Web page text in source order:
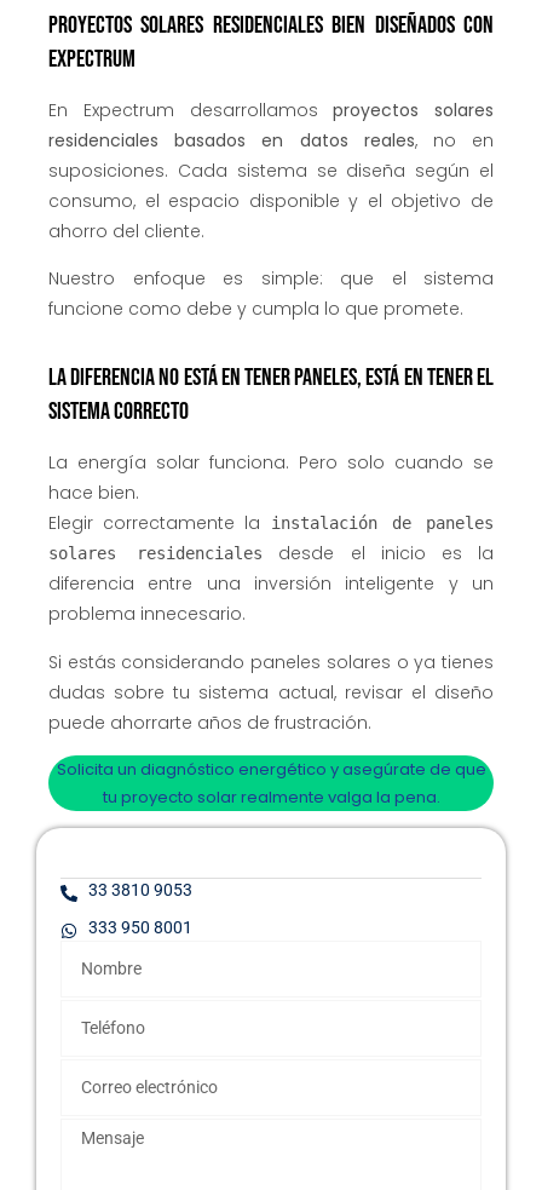
Proyectos solares residenciales bien diseñados con
Expectrum
En Expectrum desarrollamosproyectos solares
residenciales basados en datos reales, no en
suposiciones. Cada sistema se diseña según el
consumo, el espacio disponible y el objetivo de
ahorro del cliente.
Nuestro enfoque es simple: que el sistema
funcione como debe y cumpla lo que promete.
La diferencia no está en tener paneles, está en tener el
sistema correcto
La energía solar funciona. Pero solo cuando se
hace bien.
Elegir correctamente la
instalación de paneles
solares residenciales
desde el inicio es la
diferencia entre una inversión inteligente y un
problema innecesario.
Si estás considerando paneles solares o ya tienes
dudas sobre tu sistema actual, revisar el diseño
puede ahorrarte años de frustración.
Solicita un diagnóstico energético y asegúrate de que
tu proyecto solar realmente valga la pena.
33 3810 9053
333 950 8001